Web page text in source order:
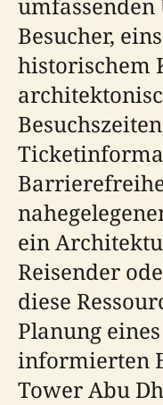
Besucher,
historischem
ein
Reisender
diese
Planung
informierten
Tower Abu